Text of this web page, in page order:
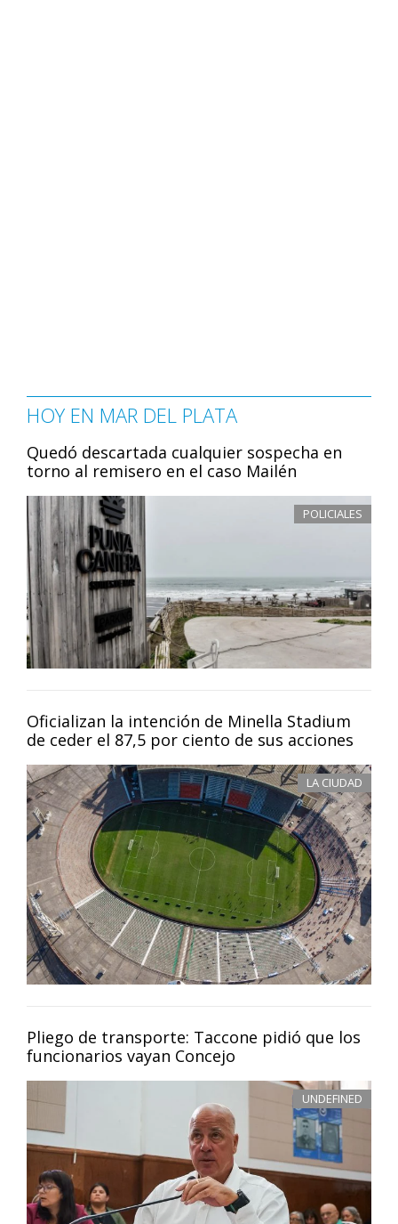
HOY EN MAR DEL PLATA
Quedó descartada cualquier sospecha en
torno al remisero en el caso Mailén
POLICIALES
Oficializan la intención de Minella Stadium
de ceder el 87,5 por ciento de sus acciones
LA CIUDAD
Pliego de transporte: Taccone pidió que los
funcionarios vayan Concejo
UNDEFINED